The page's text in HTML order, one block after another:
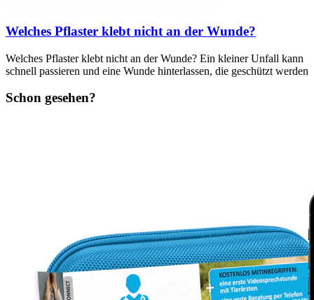
Welches Pflaster klebt nicht an der Wunde?
Welches Pflaster klebt nicht an der Wunde? Ein kleiner Unfall kann
schnell passieren und eine Wunde hinterlassen, die geschützt werden
Schon gesehen?